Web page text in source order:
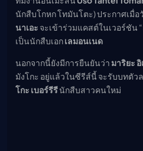
นักสืบโกหก โทมันโตะ) ประกาศเมื่
นาเอะ จะเข้าร่วมแคสต์ในเวอร์ชัน
เป็นนักสืบเอกเลมอนเนด
นอกจากนี้ยังมีการยืนยันว่า มาริยะ อิ
มังโกะ อยู่แล้วในซีรีส์นี้ จะรับบทตัว
โกะ เบอร์รีรีนักสืบสาวคนใหม่